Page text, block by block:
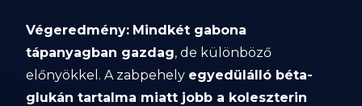
Végeredmény: Mindkét gabona
tápanyagban gazdag, de különböző
előnyökkel. A zabpehely egyedülálló béta-
glukán tartalma miatt jobb a koleszterin